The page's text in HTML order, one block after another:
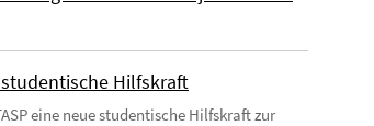
Hilfskraft
eine neue studentische Hilfskraft zur